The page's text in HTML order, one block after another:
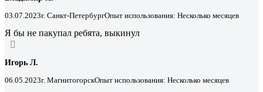
03.07.2023г. Санкт-ПетербургОпыт использования: Несколько месяцев
Я бы не пакупал ребята, выкинул
Игорь Л.
06.05.2023г. МагнитогорскОпыт использования: Несколько месяцев